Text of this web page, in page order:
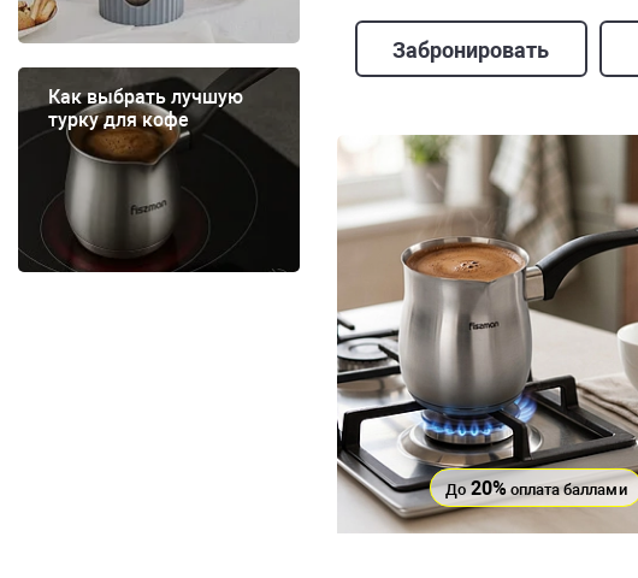
Как выбрать лучшую
турку для кофе
Забронировать
До 20%оплата баллами